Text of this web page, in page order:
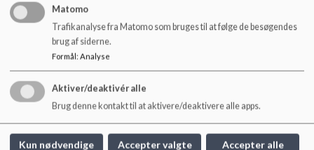
Annika Hasselstrøm - pædagogisk leder børnehave
Kildebakkeskolen
Soldalen 8, 7480 Vildbjerg
kildebakkeskolen@herning.dk
Matomo
Trafikanalyse fra Matomo som bruges til at følge de besøgendes
brug af siderne.
Formål: Analyse
Aktiver/deaktivér alle
Brug denne kontakt til at aktivere/deaktivere alle apps.
Kun nødvendige Accepter valgte Accepter alle